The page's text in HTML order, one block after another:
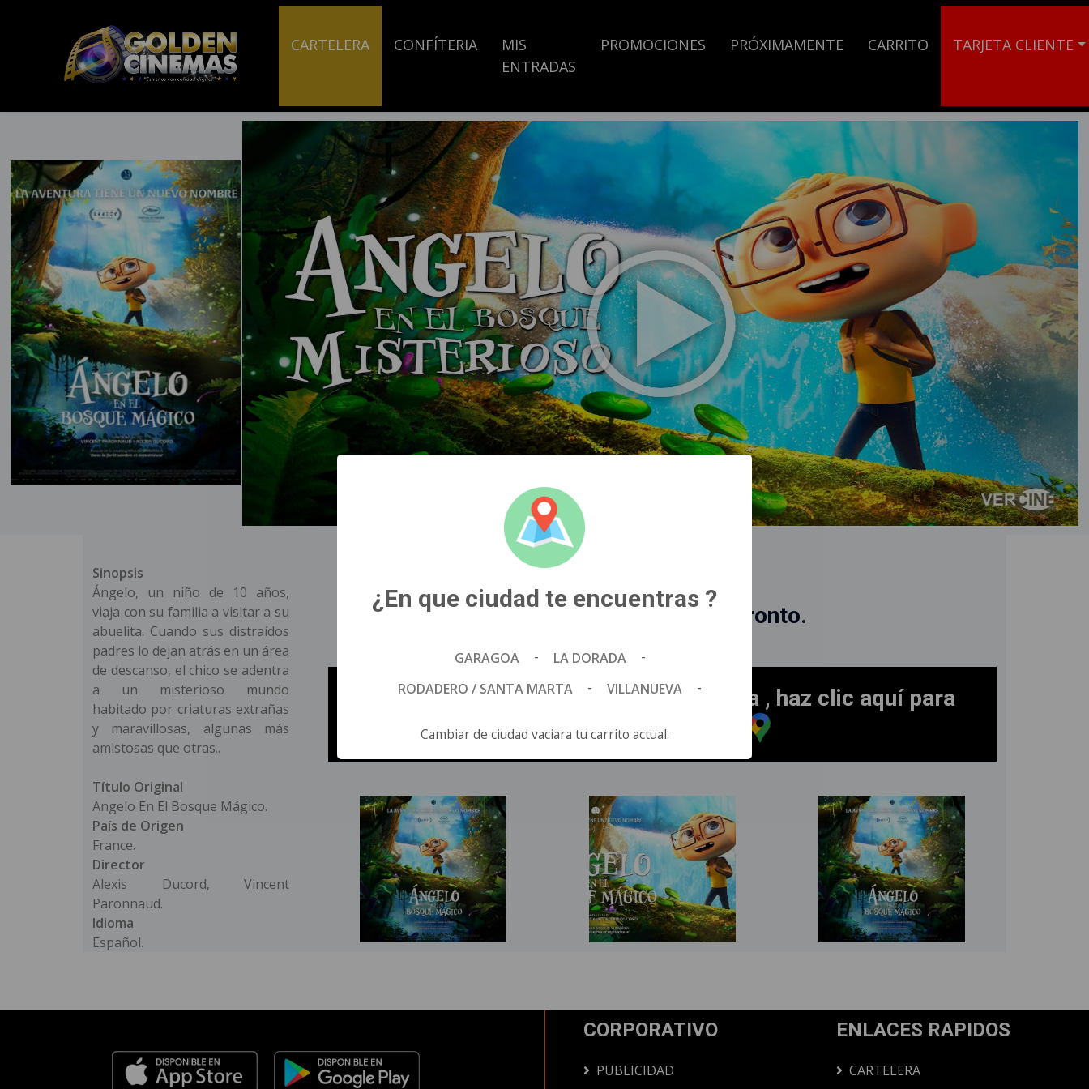
CARTELERA CONFÍTERIA
MIS
ENTRADAS
PROMOCIONES PRÓXIMAMENTE CARRITO TARJETA CLIENTE
APTA PARA TODO PUBLICO FORMATO 2D
Sinopsis
Ángelo, un niño de 10 años,
viaja con su familia a visitar a su
abuelita. Cuando sus distraídos
padres lo dejan atrás en un área
de descanso, el chico se adentra
a un misterioso mundo
habitado por criaturas extrañas
y maravillosas, algunas más
amistosas que otras..
Título Original
Angelo En El Bosque Mágico.
País de Origen
France.
Director
Alexis Ducord, Vincent
Paronnaud.
Idioma
Español.
Espera esta película pronto.
Estas viendo funciones y precios para , haz clic aquí para
cambiar de ciudad
CORPORATIVO
PUBLICIDAD
ENLACES RAPIDOS
CARTELERA
¿En que ciudad te encuentras ?
GARAGOA - LA DORADA -
RODADERO / SANTA MARTA - VILLANUEVA -
Cambiar de ciudad vaciara tu carrito actual.